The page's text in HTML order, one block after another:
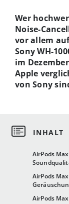
AirPods
AirPods
AirPods
Wer
Noise-
vor allem
Sony WH-
im
Apple
von Sony